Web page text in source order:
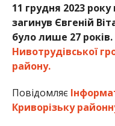
11 грудня 2023
загинув Євгеній
було лише 27 років.
Нивотрудівської
району.
Повідомляє
Криворізьку